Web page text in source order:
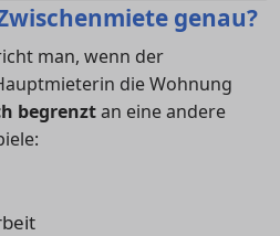
genau?
man, wenn der
die Wohnung
begrenztan eine andere